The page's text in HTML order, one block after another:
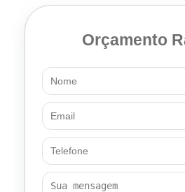
Orçamento